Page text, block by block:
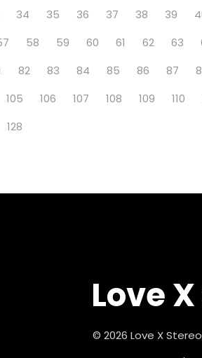
34 35 36 37 38 39
58 59 60 61 62 63
82 83 84 85 86 87
105 106 107 108 109 110
128
Love
© 2026 Love X